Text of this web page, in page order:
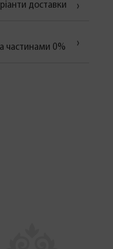
доставки
частинами 0%